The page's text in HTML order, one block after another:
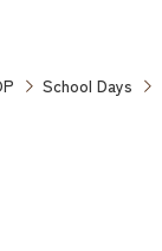
School Days